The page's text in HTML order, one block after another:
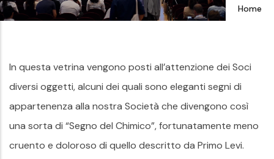
Home
In questa vetrina vengono posti all’attenzione dei Soci
diversi oggetti, alcuni dei quali sono eleganti segni di
appartenenza alla nostra Società che divengono così
una sorta di “Segno del Chimico”, fortunatamente meno
cruento e doloroso di quello descritto da Primo Levi.